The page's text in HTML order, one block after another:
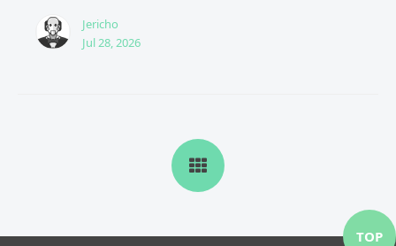
Jericho
Jul 28, 2026
TOP